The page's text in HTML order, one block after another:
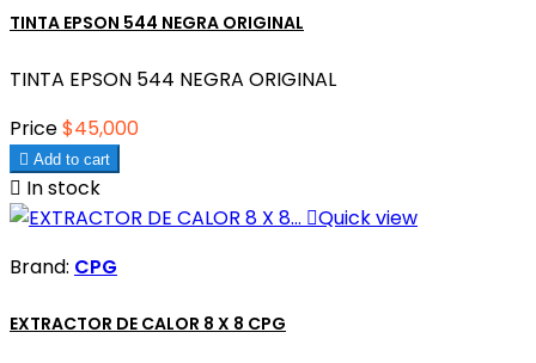
TINTA EPSON 544 NEGRA ORIGINAL
TINTA EPSON 544 NEGRA ORIGINAL
Price$45,000
 Add to cart
 In stock
Quick view
Brand: CPG
EXTRACTOR DE CALOR 8 X 8 CPG